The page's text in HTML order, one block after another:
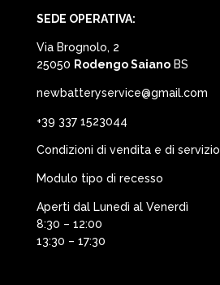
SEDE OPERATIVA:
Via Brognolo, 2
25050 Rodengo SaianoBS
newbatteryservice@gmail.com
+39 337 1523044
Condizioni di vendita e di servizio
Modulo tipo di recesso
Aperti dal Lunedì al Venerdì
8:30 – 12:00
13:30 – 17:30